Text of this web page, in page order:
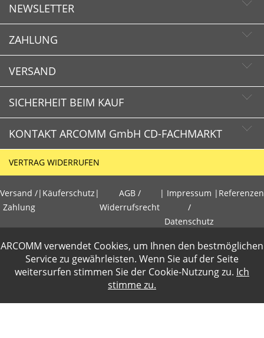
ARCOMM verwendet Cookies, um Ihnen den bestmöglichen
Service zu gewährleisten. Wenn Sie auf der Seite
weitersurfen stimmen Sie der Cookie-Nutzungzu. Ich
stimme zu.
NEWSLETTER
Newsletter abonnieren
Newsletter abbestellen
ZAHLUNG
VERSAND
SICHERHEIT BEIM KAUF
CD-FACHMARKT.de
Schnelle Lieferzeiten
Käuferschutz
Sichere Zahlung mit SSL-Verschlüsselung
PCI DSS geprüft
perfekter Schutz gegen kriminelle Angriffe
Sicheres Bezahlen mit Kreditkarte
KONTAKT ARCOMM GmbH CD-FACHMARKT
+49 (0)30 351 26 92 80
info@cd-fachmarkt.de
VERTRAG WIDERRUFEN
Versand /
Zahlung
| Käuferschutz |
AGB /
Widerrufsrecht
| Impressum
/
Datenschutz
| Referenzen
Gewerbetreibende loggen sich bitte ein f�r die Anzeige der
Nettopreise. Preisangaben inkl.19% MwSt und zzgl.Service- und
Versandkosten